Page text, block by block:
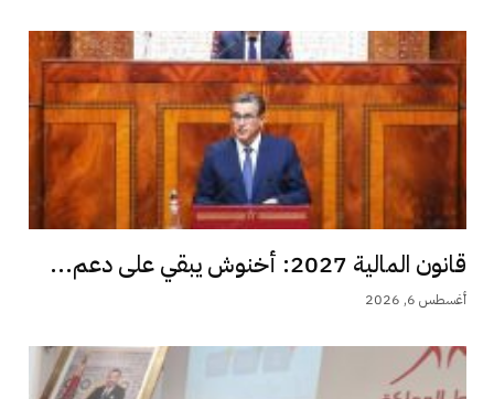
قانون المالية 2027: أخنوش يبقي على دعم...
أغسطس 6, 2026